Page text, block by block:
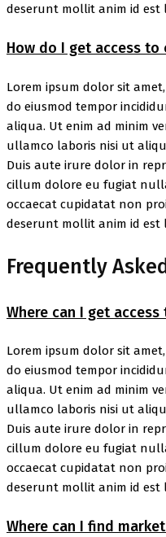
deserunt mollit anim id est
How do I get access to
Lorem ipsum dolor sit
do eiusmod tempor
aliqua. Ut enim ad minim
ullamco laboris nisi ut
Duis aute irure dolor in
cillum dolore eu fugiat
occaecat cupidatat non
deserunt mollit anim id est
Frequently
Where can I get access
Lorem ipsum dolor sit
do eiusmod tempor
aliqua. Ut enim ad minim
ullamco laboris nisi ut
Duis aute irure dolor in
cillum dolore eu fugiat
occaecat cupidatat non
deserunt mollit anim id est
Where can I find